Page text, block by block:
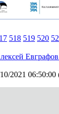
518 519 520
2021 06:50:00